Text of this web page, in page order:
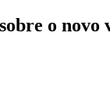
o